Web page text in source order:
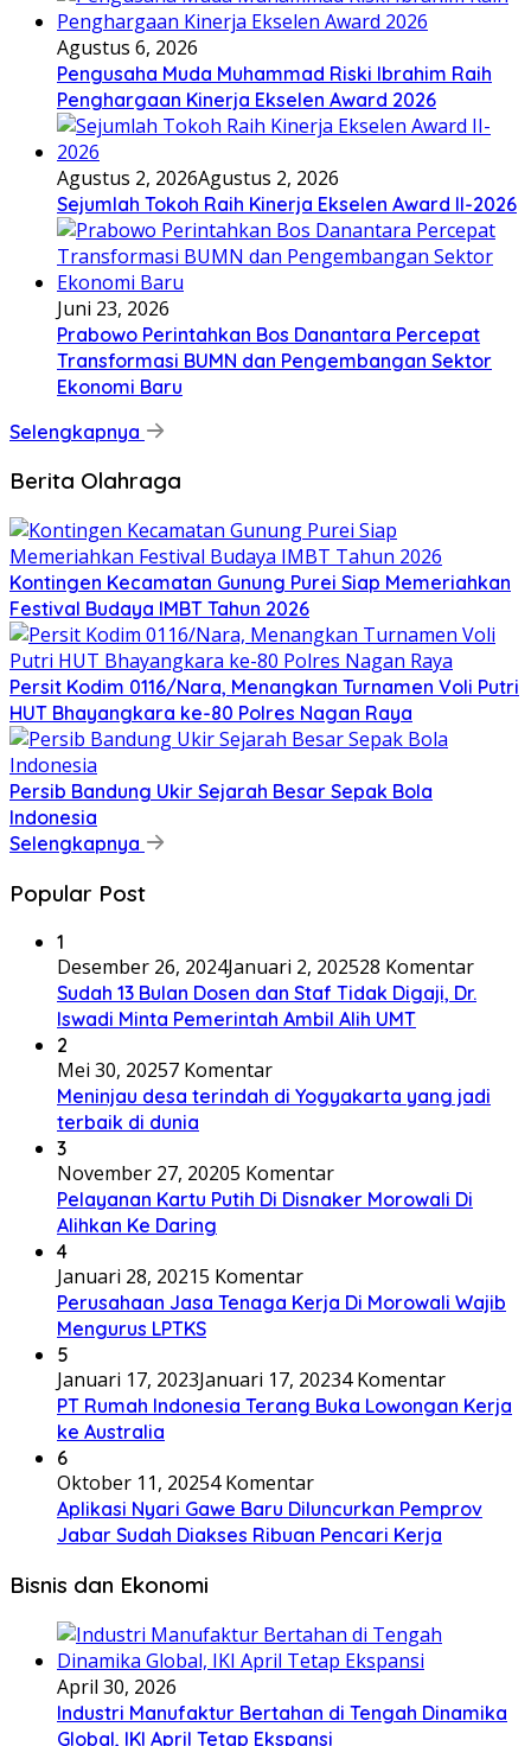
Agustus 6, 2026
Pengusaha Muda Muhammad Riski Ibrahim Raih
Penghargaan Kinerja Ekselen Award 2026
Agustus 2, 2026Agustus 2, 2026
Sejumlah Tokoh Raih Kinerja Ekselen Award II-2026
Juni 23, 2026
Prabowo Perintahkan Bos Danantara Percepat
Transformasi BUMN dan Pengembangan Sektor
Ekonomi Baru
Selengkapnya
Berita Olahraga
Kontingen Kecamatan Gunung Purei Siap Memeriahkan
Festival Budaya IMBT Tahun 2026
Persit Kodim 0116/Nara, Menangkan Turnamen Voli Putri
HUT Bhayangkara ke-80 Polres Nagan Raya
Persib Bandung Ukir Sejarah Besar Sepak Bola
Indonesia
Selengkapnya
Popular Post
1
Desember 26, 2024Januari 2, 202528 Komentar
Sudah 13 Bulan Dosen dan Staf Tidak Digaji, Dr.
Iswadi Minta Pemerintah Ambil Alih UMT
2
Mei 30, 20257 Komentar
Meninjau desa terindah di Yogyakarta yang jadi
terbaik di dunia
3
November 27, 20205 Komentar
Pelayanan Kartu Putih Di Disnaker Morowali Di
Alihkan Ke Daring
4
Januari 28, 20215 Komentar
Perusahaan Jasa Tenaga Kerja Di Morowali Wajib
Mengurus LPTKS
5
Januari 17, 2023Januari 17, 20234 Komentar
PT Rumah Indonesia Terang Buka Lowongan Kerja
ke Australia
6
Oktober 11, 20254 Komentar
Aplikasi Nyari Gawe Baru Diluncurkan Pemprov
Jabar Sudah Diakses Ribuan Pencari Kerja
Bisnis dan Ekonomi
April 30, 2026
Industri Manufaktur Bertahan di Tengah Dinamika
Global, IKI April Tetap Ekspansi